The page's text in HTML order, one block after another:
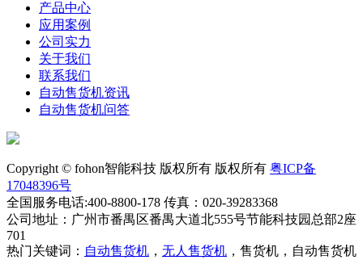
产品中心
应用案例
公司实力
关于我们
联系我们
自动售货机资讯
自动售货机问答
Copyright © fohon智能科技 版权所有 版权所有 粤ICP备
17048396号
全国服务电话:400-8800-178 传真：020-39283368
公司地址：广州市番禺区番禺大道北555号节能科技园总部2座
701
热门关键词： 自动售货机 ， 无人售货机 ，售货机，自动售货机